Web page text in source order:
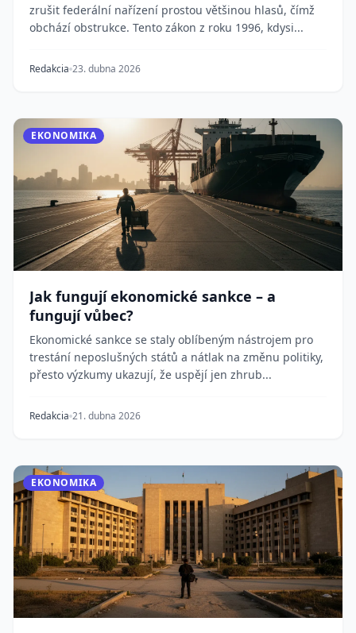
zrušit federální nařízení prostou většinou hlasů, čímž
obchází obstrukce. Tento zákon z roku 1996, kdysi...
Redakcia 23. dubna 2026
EKONOMIKA
Jak fungují ekonomické sankce – a
fungují vůbec?
Ekonomické sankce se staly oblíbeným nástrojem pro
trestání neposlušných států a nátlak na změnu politiky,
přesto výzkumy ukazují, že uspějí jen zhrub...
Redakcia 21. dubna 2026
EKONOMIKA